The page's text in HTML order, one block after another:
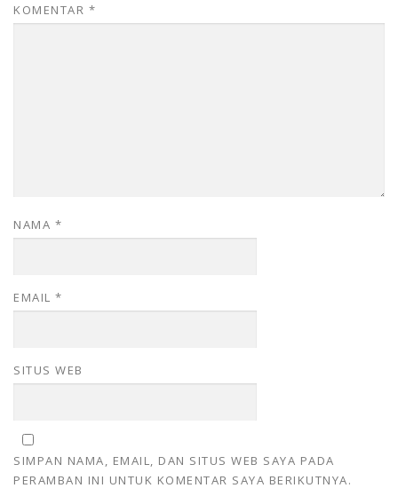
KOMENTAR *
NAMA *
EMAIL *
SITUS WEB
SIMPAN NAMA, EMAIL, DAN SITUS WEB SAYA PADA
PERAMBAN INI UNTUK KOMENTAR SAYA BERIKUTNYA.